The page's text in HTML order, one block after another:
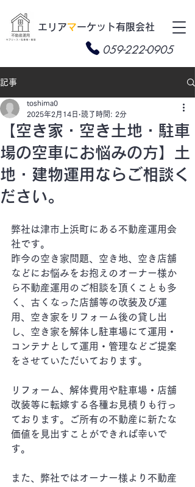
​エリアマーケット有限会社
059-222-0905
記事
【空き家・空き土地・駐車
場の空車にお悩みの方】土
地・建物運用ならご相談く
ださい。
toshima0
2025年2月14日 読了時間: 2分
弊社は津市上浜町にある不動産運用会
社です。
昨今の空き家問題、空き地、空き店舗
などにお悩みをお抱えのオーナー様か
ら不動産運用のご相談を頂くことも多
く、古くなった店舗等の改装及び運
用、空き家をリフォーム後の貸し出
し、空き家を解体し駐車場にて運用・
コンテナとして運用・管理などご提案
をさせていただいております。
リフォーム、解体費用や駐車場・店舗
改装等に転嫁する各種お見積りも行っ
ております。ご所有の不動産に新たな
価値を見出すことができれば幸いで
す。
また、弊社ではオーナー様より不動産